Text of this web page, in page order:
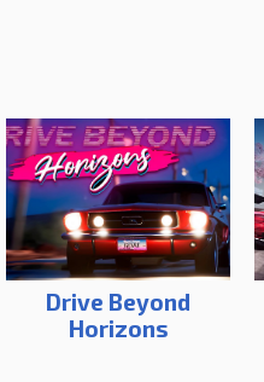
Drive Beyond
Horizons